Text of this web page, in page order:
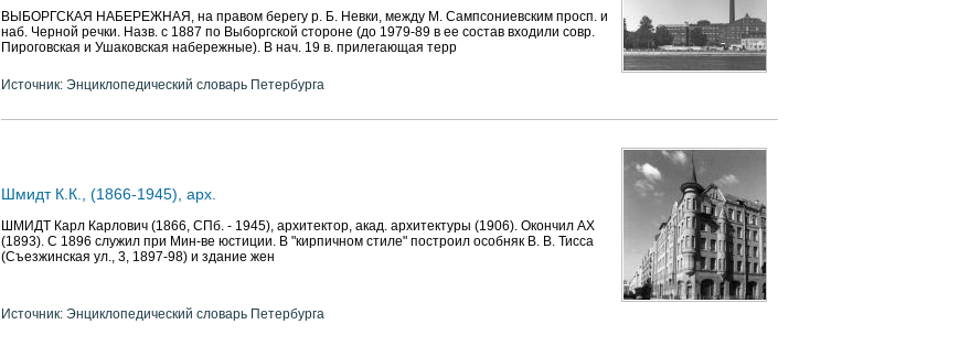
ВЫБОРГСКАЯ НАБЕРЕЖНАЯ, на правом берегу р. Б. Невки, между М. Сампсониевским просп. и
наб. Черной речки. Назв. с 1887 по Выборгской стороне (до 1979-89 в ее состав входили совр.
Пироговская и Ушаковская набережные). В нач. 19 в. прилегающая терр
Источник: Энциклопедический словарь Петербурга
Шмидт К.К., (1866-1945), арх.
ШМИДТ Карл Карлович (1866, СПб. - 1945), архитектор, акад. архитектуры (1906). Окончил АХ
(1893). С 1896 служил при Мин-ве юстиции. В "кирпичном стиле" построил особняк В. В. Тисса
(Съезжинская ул., 3, 1897-98) и здание жен
Источник: Энциклопедический словарь Петербурга